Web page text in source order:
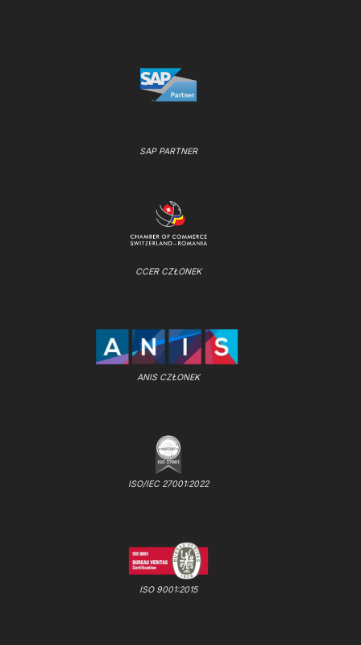
SAP PARTNER
CCER CZŁONEK
ANIS CZŁONEK
ISO/IEC 27001:2022
ISO 9001:2015